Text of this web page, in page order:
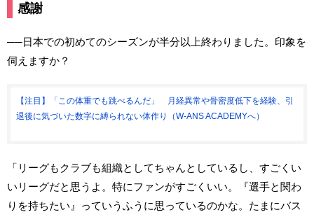
感謝
──日本での初めてのシーズンが半分以上終わりました。印象を
伺えますか？
【注目】「この体重でも跳べるんだ」 月経異常や骨密度低下を経験、引
退後に気づいた数字に縛られない体作り（W-ANS ACADEMYへ）
「リーグもクラブも組織としてちゃんとしているし、すごくい
いリーグだと思うよ。特にファンがすごくいい。『選手と関わ
りを持ちたい』っていうふうに思っているのかな。たまにバス